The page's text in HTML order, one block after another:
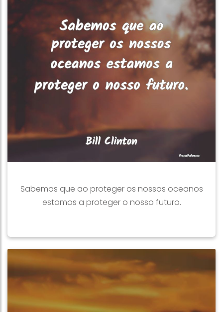
Sabemos que ao proteger os nossos oceanos
estamos a proteger o nosso futuro.